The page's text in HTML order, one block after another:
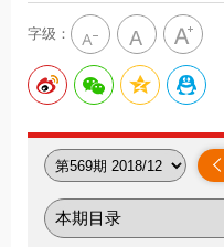
字级：